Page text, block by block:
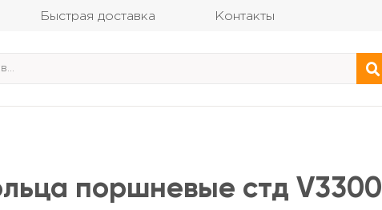
Быстрая доставка Контакты
поршневые стд V3300